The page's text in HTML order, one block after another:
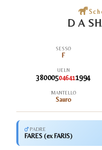
D A
SESSO
F
UELN
380005046411994
MANTELLO
Sauro
PADRE
FARES (ex FARIS)